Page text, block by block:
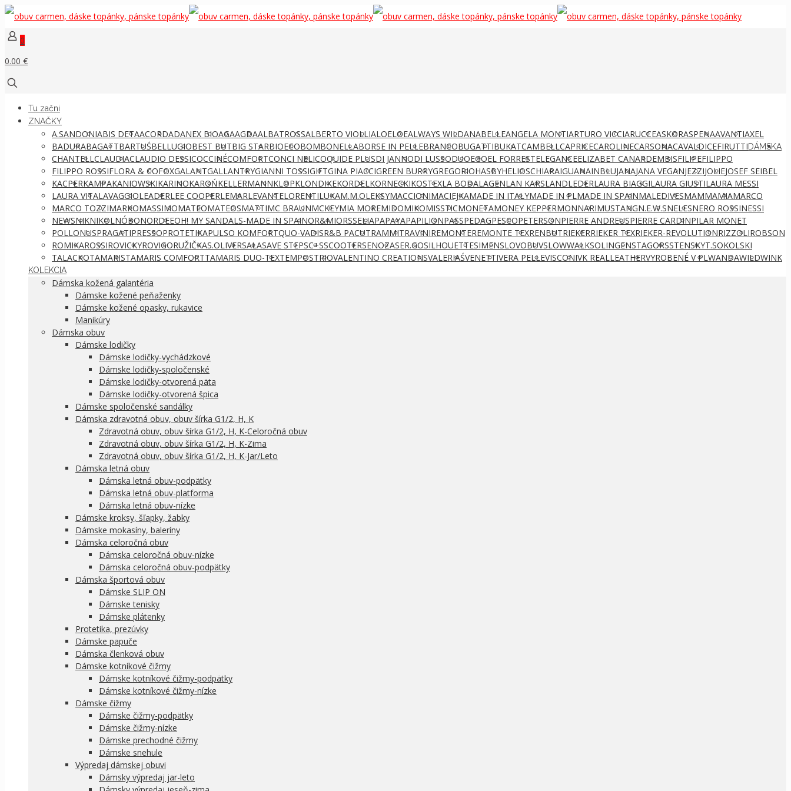
0
0.00 €
Tu začni
ZNAČKY
A.SANDONIABIS DETAACORDADANEX BIOAGAAGDAALBATROSSALBERTO VIOLLIALOELOEALWAYS WILDANABELLEANGELA MONTIARTURO VICCIARUCCEASKORASPENAAVANTIAXEL
BADURABAGATTBARTUŚBELLUGIOBEST BUTBIG STARBIOECOBOMBONELLABORSE IN PELLEBRANCOBUGATTIBUKATCAMBELLCAPRICECAROLINECARSONACAVALDICEFIRUTTI
CHANTELLCLAUDIACLAUDIO DESSICOCCINÉCOMFORTCONCI NELICOQUIDE PLUSDI JANNODI LUSSODUOEGOEL FORRESTELEGANCEELIZABET CANARDEMBISFILIPEFILIPPO
FILIPPO ROSSIFLORA & COFOXGALANTGALLANTRYGIANNI TOSSIGIFTGINA PIACCIGREEN BURRYGREGORIOHASBYHELIOSCHIARAIGUANAINBLUJANAJANA VEGANJEZZIJOLIEJOSEF SEIBEL
KACPERKAMPAKANIOWSKIKARINOKAROŃKELLERMANNKLOPKLONDIKEKORDELKORNECKIKOSTEXLA BODALAGENLAN KARSLANDLEDERLAURA BIAGGILAURA GIUSTILAURA MESSI
LAURA VITALAVAGGIOLEADERLEE COOPERLEMARLEVANTELORENTILUKAM.M.OLEKSYMACCIONIMACIEJKAMADE IN ITALYMADE IN PLMADE IN SPAINMALEDIVESMAMMAMIAMARCO
MARCO TOZZIMARKOMASSIMOMATEOMATEOSMATTIMC BRAUNMCKEYMIA MOREMIDOMIKOMISSTICMONETAMONEY KEPPERMONNARIMUSTANGN.E.W.SNELESNERO ROSSINESSI
NEWSNIKNIKOLNÓBONORDEEOH! MY SANDALS-MADE IN SPAINOR&MIORSSELIAPAPAYAPAPILIONPASSPEDAGPESCOPETERSONPIERRE ANDREUSPIERRE CARDINPILAR MONET
POLLONUSPRAGATIPRESSOPROTETIKAPULSO KOMFORTQUO-VADISR&B PACUTRAMMITRAVINIREMONTEREMONTE TEXRENBUTRIEKERRIEKER TEXRIEKER-REVOLUTIONRIZZOLIROBSON
ROMIKAROSSIROVICKYROVIGORUŽIČKAS.OLIVERSALASAVE STEPSC+SSCOOTERSENOZASER.GOSILHOUETTESIMENSLOVOBUVSLOWWALKSOLINGENSTAGORSSTENSKYT.SOKOLSKI
TALACKOTAMARISTAMARIS COMFORTTAMARIS DUO-TEXTEMPOSTRIOVALENTINO CREATIONSVALERIAŚVENETTIVERA PELLEVISCONIVK REALLEATHERVYROBENÉ V PLWANDAWILDWINK
DÁMSKA
KOLEKCIA
Dámska kožená galantéria
Dámske kožené peňaženky
Dámske kožené opasky, rukavice
Manikúry
Dámska obuv
Dámske lodičky
Dámske lodičky-vychádzkové
Dámske lodičky-spoločenské
Dámske lodičky-otvorená päta
Dámske lodičky-otvorená špica
Dámske spoločenské sandálky
Dámska zdravotná obuv, obuv šírka G1/2, H, K
Zdravotná obuv, obuv šírka G1/2, H, K-Celoročná obuv
Zdravotná obuv, obuv šírka G1/2, H, K-Zima
Zdravotná obuv, obuv šírka G1/2, H, K-Jar/Leto
Dámska letná obuv
Dámska letná obuv-podpätky
Dámska letná obuv-platforma
Dámska letná obuv-nízke
Dámske kroksy, šľapky, žabky
Dámske mokasíny, baleríny
Dámska celoročná obuv
Dámska celoročná obuv-nízke
Dámska celoročná obuv-podpätky
Dámska športová obuv
Dámske SLIP ON
Dámske tenisky
Dámske plátenky
Protetika, prezúvky
Dámske papuče
Dámska členková obuv
Dámske kotníkové čižmy
Dámske kotníkové čižmy-podpätky
Dámske kotníkové čižmy-nízke
Dámske čižmy
Dámske čižmy-podpätky
Dámske čižmy-nízke
Dámske prechodné čižmy
Dámske snehule
Výpredaj dámskej obuvi
Dámsky výpredaj jar-leto